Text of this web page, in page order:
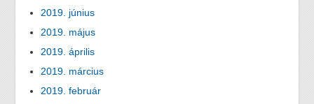
2019. június
2019. május
2019. április
2019. március
2019. február